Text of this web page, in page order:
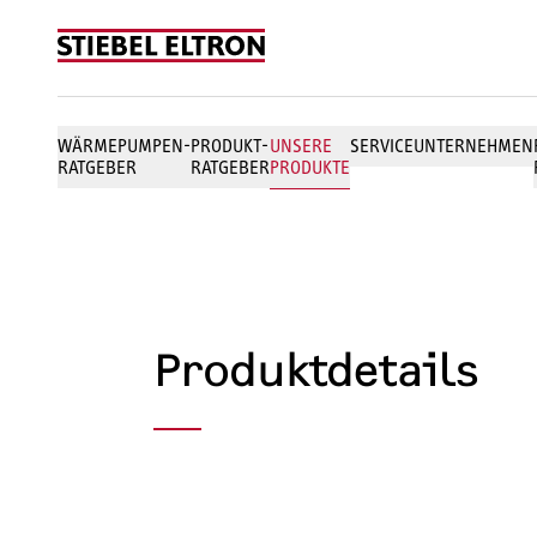
WÄRMEPUMPEN-
RATGEBER
PRODUKT-
RATGEBER
UNSERE
PRODUKTE
SERVICEUNTERNEHMEN
Produktdetails